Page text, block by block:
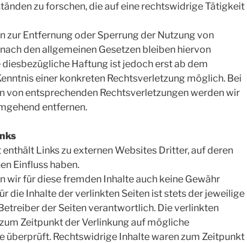
zu forschen, die auf eine rechtswidrige Tätigkeit
zur Entfernung oder Sperrung der Nutzung von
den allgemeinen Gesetzen bleiben hiervon
diesbezügliche Haftung ist jedoch erst ab dem
einer konkreten Rechtsverletzung möglich. Bei
von entsprechenden Rechtsverletzungen werden wir
entfernen.
Links zu externen Websites Dritter, auf deren
Einfluss haben.
wir für diese fremden Inhalte auch keine Gewähr
die Inhalte der verlinkten Seiten ist stets der jeweilige
der Seiten verantwortlich. Die verlinkten
Zeitpunkt der Verlinkung auf mögliche
überprüft. Rechtswidrige Inhalte waren zum Zeitpunkt